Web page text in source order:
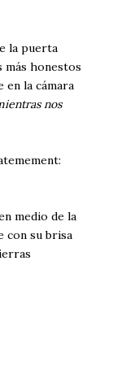
la puerta
honestos
en la cámara
nos
medio de la
con su brisa